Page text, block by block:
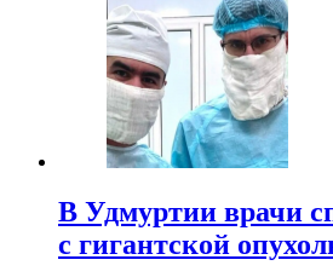
В Удмуртии врачи
с гигантской